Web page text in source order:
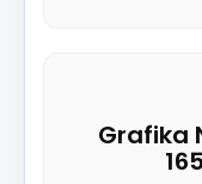
Grafika